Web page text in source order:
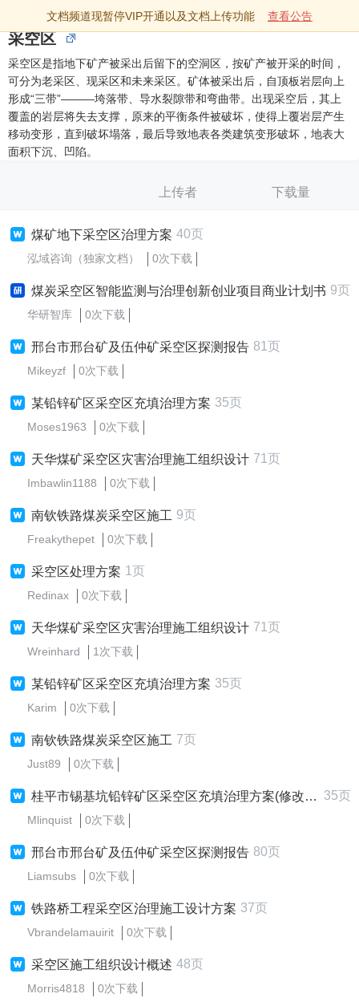
文档频道现暂停VIP开通以及文档上传功能 查看公告
采空区
采空区是指地下矿产被采出后留下的空洞区，按矿产被开采的时间，
可分为老采区、现采区和未来采区。矿体被采出后，自顶板岩层向上
形成“三带”———垮落带、导水裂隙带和弯曲带。出现采空后，其上
覆盖的岩层将失去支撑，原来的平衡条件被破坏，使得上覆岩层产生
移动变形，直到破坏塌落，最后导致地表各类建筑变形破坏，地表大
面积下沉、凹陷。
上传者 下载量
煤矿地下采空区治理方案 40页
泓域咨询（独家文档） 0次下载
煤炭采空区智能监测与治理创新创业项目商业计划书 9页
华研智库 0次下载
邢台市邢台矿及伍仲矿采空区探测报告 81页
Mikeyzf 0次下载
某铅锌矿区采空区充填治理方案 35页
Moses1963 0次下载
天华煤矿采空区灾害治理施工组织设计 71页
Imbawlin1188 0次下载
南钦铁路煤炭采空区施工 9页
Freakythepet 0次下载
采空区处理方案 1页
Redinax 0次下载
天华煤矿采空区灾害治理施工组织设计 71页
Wreinhard 1次下载
某铅锌矿区采空区充填治理方案 35页
Karim 0次下载
南钦铁路煤炭采空区施工 7页
Just89 0次下载
桂平市锡基坑铅锌矿区采空区充填治理方案(修改1)(1) 35页
Mlinquist 0次下载
邢台市邢台矿及伍仲矿采空区探测报告 80页
Liamsubs 0次下载
铁路桥工程采空区治理施工设计方案 37页
Vbrandelamauirit 0次下载
采空区施工组织设计概述 48页
Morris4818 0次下载